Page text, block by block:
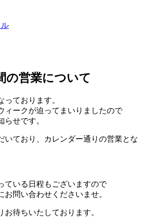
の営業について
っております。
ィークが迫ってまいりましたので
らせです。
いており、カレンダー通りの営業とな
ている日程もございますので
お問い合わせくださいませ。
お待ちいたしております。